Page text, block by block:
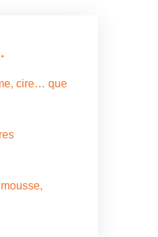
cire… que